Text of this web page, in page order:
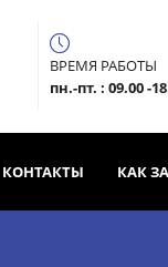
ВРЕМЯ РАБОТЫ
пн.-пт. : 09.00 -
КОНТАКТЫ КАК